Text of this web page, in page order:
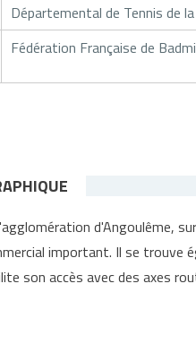
Départemental de Tennis de
Fédération Française de
d'Angoulême,
important. Il se trouve
son accès avec des axes